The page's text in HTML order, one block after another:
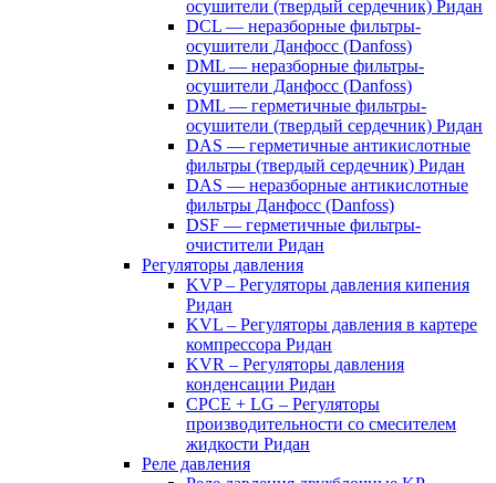
осушители (твердый сердечник) Ридан
DCL — неразборные фильтры-
осушители Данфосс (Danfoss)
DML — неразборные фильтры-
осушители Данфосс (Danfoss)
DML — герметичные фильтры-
осушители (твердый сердечник) Ридан
DAS — герметичные антикислотные
фильтры (твердый сердечник) Ридан
DAS — неразборные антикислотные
фильтры Данфосс (Danfoss)
DSF — герметичные фильтры-
очистители Ридан
Регуляторы давления
KVP – Регуляторы давления кипения
Ридан
KVL – Регуляторы давления в картере
компрессора Ридан
KVR – Регуляторы давления
конденсации Ридан
CPCE + LG – Регуляторы
производительности со смесителем
жидкости Ридан
Реле давления